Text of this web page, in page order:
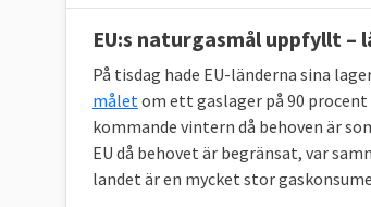
EU:s naturgasmål uppfyllt –
På tisdag hade EU-länderna sina
måletom ett gaslager på 90
kommande vintern då behoven är
EU då behovet är begränsat, var
landet är en mycket stor